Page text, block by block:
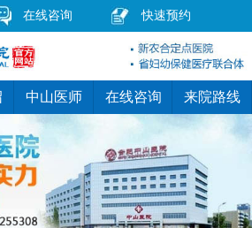
中山医师 在线咨询 来院路线
在线咨询 快速预约